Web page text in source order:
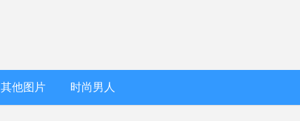
其他图片 时尚男人